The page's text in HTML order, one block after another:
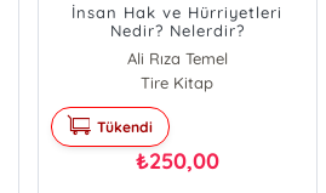
İnsan Hak ve Hürriyetleri
Nedir? Nelerdir?
Ali Rıza Temel
Tire Kitap
Tükendi
₺250,00